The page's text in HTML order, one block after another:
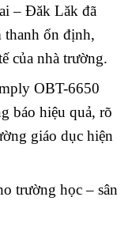
– Đăk Lăk đã
thanh ổn định,
của nhà trường.
OBT-6650
báo hiệu quả, rõ
giáo dục hiện
trường học – sân